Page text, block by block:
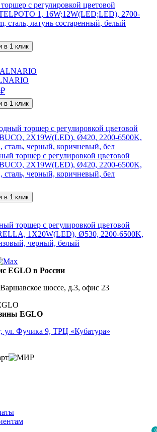
0
с регулировкой цветовой
1, 16W;12W(LED;LED), 2700-
сталь, латунь состаренный, белый
в 1 клик
в 1 клик
торшер с регулировкой цветовой
2X19W(LED), Ø420, 2200-6500K,
черный, коричневый, бел
в 1 клик
торшер с регулировкой цветовой
1X20W(LED), Ø530, 2200-6500K,
черный, белый
EGLO в России
шоссе, д.3, офис 23
EGLO
ул. Фучика 9, ТРЦ «Кубатура»